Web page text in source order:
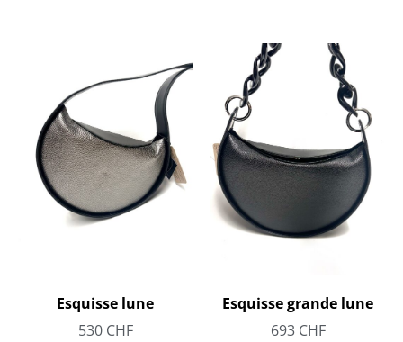
Esquisse lune
530 CHF
Esquisse grande lune
693 CHF